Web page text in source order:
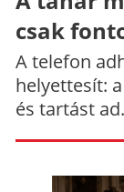
csak
A telefon
helyettesít:
és tartást ad.